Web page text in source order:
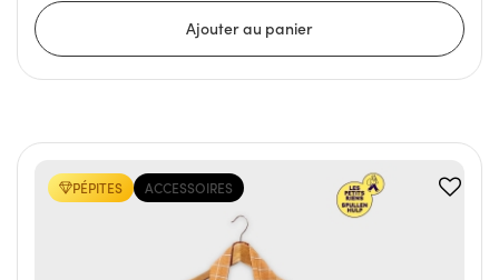
ACCESSOIRES
PÉPITES